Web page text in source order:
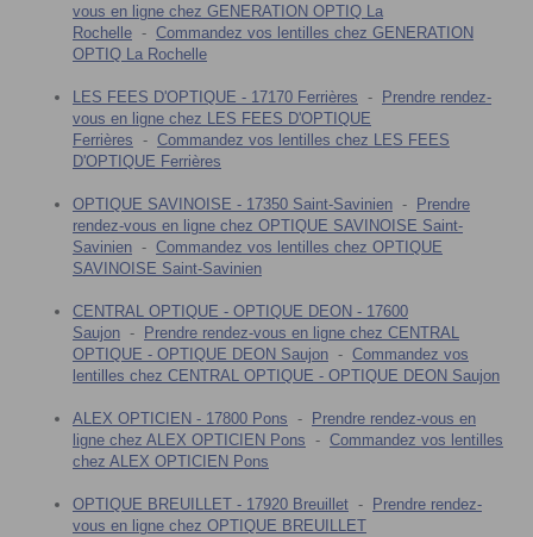
vous en ligne chez GENERATION OPTIQ La
Rochelle - Commandez vos lentilles chez GENERATION
OPTIQ La Rochelle
LES FEES D'OPTIQUE - 17170 Ferrières -
Prendre rendez-
vous en ligne chez LES FEES D'OPTIQUE
Ferrières - Commandez vos lentilles chez LES FEES
D'OPTIQUE Ferrières
OPTIQUE SAVINOISE - 17350 Saint-Savinien -
Prendre
rendez-vous en ligne chez OPTIQUE SAVINOISE Saint-
Savinien - Commandez vos lentilles chez OPTIQUE
SAVINOISE Saint-Savinien
CENTRAL OPTIQUE - OPTIQUE DEON - 17600
Saujon -
Prendre rendez-vous en ligne chez CENTRAL
OPTIQUE - OPTIQUE DEON Saujon - Commandez vos
lentilles chez CENTRAL OPTIQUE - OPTIQUE DEON Saujon
ALEX OPTICIEN - 17800 Pons -
Prendre rendez-vous en
ligne chez ALEX OPTICIEN Pons - Commandez vos lentilles
chez ALEX OPTICIEN Pons
OPTIQUE BREUILLET - 17920 Breuillet -
Prendre rendez-
vous en ligne chez OPTIQUE BREUILLET